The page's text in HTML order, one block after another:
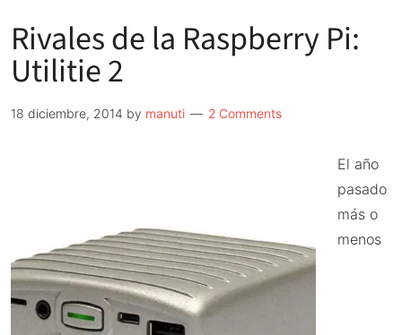
Rivales de la Raspberry Pi:
Utilitie 2
18 diciembre, 2014 by manuti 2 Comments
El año
pasado
más o
menos